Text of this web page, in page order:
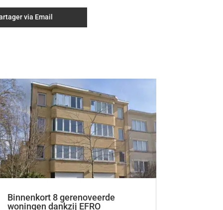
via Email
Binnenkort 8 gerenoveerde
woningen dankzij EFRO